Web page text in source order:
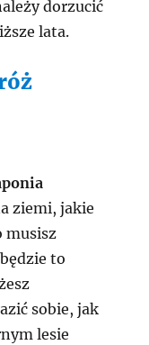
dorzucić
lata.
ziemi, jakie
musisz
to
sobie, jak
lesie